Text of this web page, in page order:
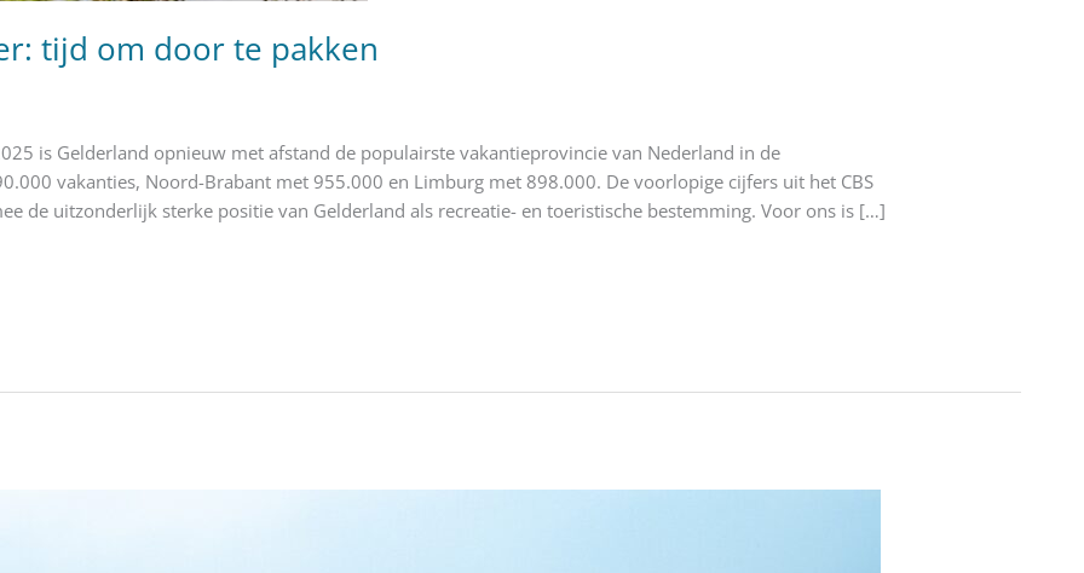
tijd om door te pakken
is Gelderland opnieuw met afstand de populairste vakantieprovincie van Nederland in de
vakanties, Noord-Brabant met 955.000 en Limburg met 898.000. De voorlopige cijfers uit het CBS
de uitzonderlijk sterke positie van Gelderland als recreatie- en toeristische bestemming. Voor ons is […]